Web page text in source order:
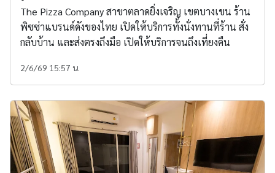
The Pizza Company สาขาตลาดยิ่งเจริญ เขตบางเขน ร้าน
พิซซ่าแบรนด์ดังของไทย เปิดให้บริการทั้งนั่งทานที่ร้าน สั่ง
กลับบ้าน และส่งตรงถึงมือ เปิดให้บริการจนถึงเที่ยงคืน
2/6/69 15:57 น.